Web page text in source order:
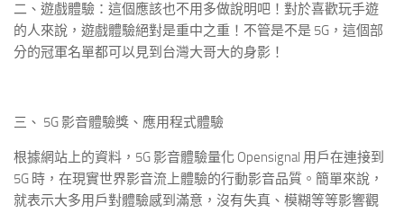
二、遊戲體驗：這個應該也不用多做說明吧！對於喜歡玩手遊
的人來說，遊戲體驗絕對是重中之重！不管是不是 5G，這個部
分的冠軍名單都可以見到台灣大哥大的身影！
三、 5G 影音體驗獎、應用程式體驗
根據網站上的資料，5G 影音體驗量化 Opensignal 用戶在連接到
5G 時，在現實世界影音流上體驗的行動影音品質。簡單來說，
就表示大多用戶對體驗感到滿意，沒有失真、模糊等等影響觀